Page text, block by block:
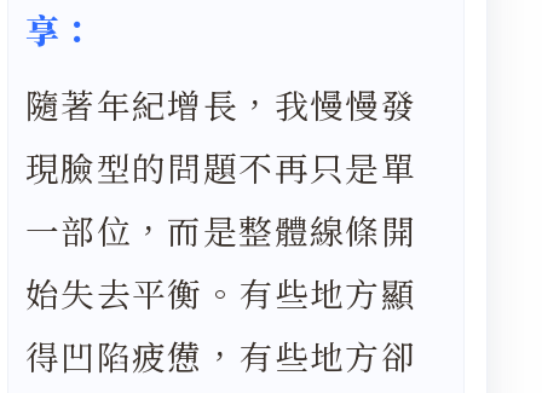
享：
隨著年紀增長，我慢慢發
現臉型的問題不再只是單
一部位，而是整體線條開
始失去平衡。有些地方顯
得凹陷疲憊，有些地方卻